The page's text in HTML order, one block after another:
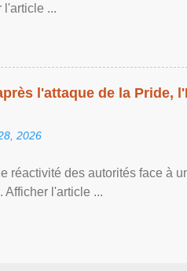
l'article ...
l'attaque de la Pride,
2026
réactivité des autorités face à
Afficher l'article ...